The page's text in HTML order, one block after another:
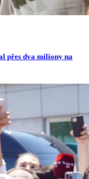
přes dva miliony na